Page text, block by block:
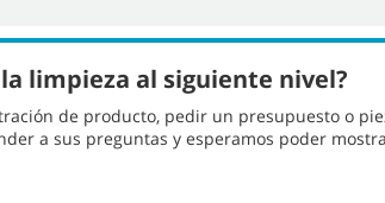
limpieza al siguiente nivel?
de producto, pedir un presupuesto o
a sus preguntas y esperamos poder